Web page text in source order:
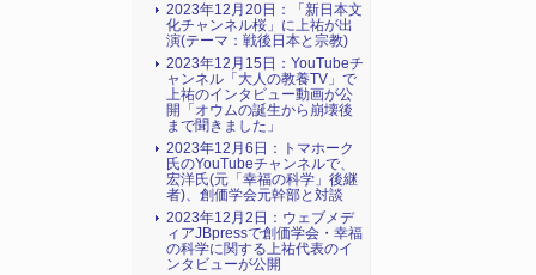
2023年12月20日：「新日本文
化チャンネル桜」に上祐が出
演(テーマ：戦後日本と宗教)
2023年12月15日：YouTubeチ
ャンネル「大人の教養TV」で
上祐のインタビュー動画が公
開「オウムの誕生から崩壊後
まで聞きました」
2023年12月6日：トマホーク
氏のYouTubeチャンネルで、
宏洋氏(元「幸福の科学」後継
者)、創価学会元幹部と対談
2023年12月2日：ウェブメデ
ィアJBpressで創価学会・幸福
の科学に関する上祐代表のイ
ンタビューが公開